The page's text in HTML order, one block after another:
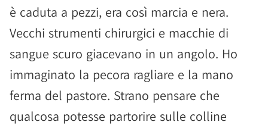
è caduta a pezzi, era così marcia e nera.
Vecchi strumenti chirurgici e macchie di
sangue scuro giacevano in un angolo. Ho
immaginato la pecora ragliare e la mano
ferma del pastore. Strano pensare che
qualcosa potesse partorire sulle colline